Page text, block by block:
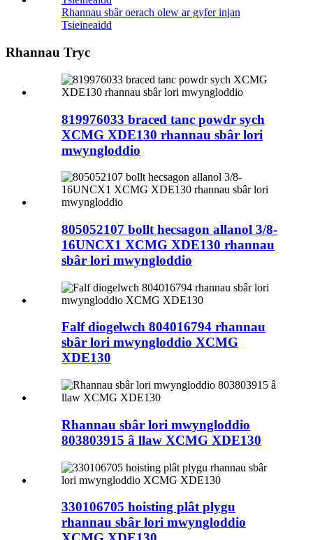
Rhannau sbâr oerach olew ar gyfer injan
Tsieineaidd
Rhannau Tryc
819976033 braced tanc powdr sych
XCMG XDE130 rhannau sbâr lori
mwyngloddio
805052107 bollt hecsagon allanol 3/8-
16UNCX1 XCMG XDE130 rhannau
sbâr lori mwyngloddio
Falf diogelwch 804016794 rhannau
sbâr lori mwyngloddio XCMG
XDE130
Rhannau sbâr lori mwyngloddio
803803915 â llaw XCMG XDE130
330106705 hoisting plât plygu
rhannau sbâr lori mwyngloddio